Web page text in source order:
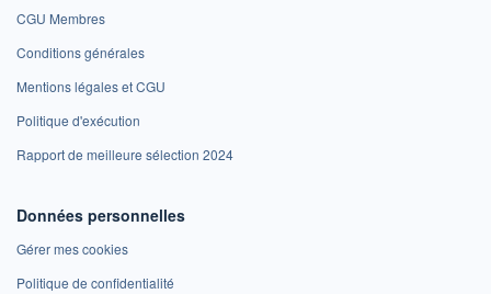
CGU Membres
Conditions générales
Mentions légales et CGU
Politique d'exécution
Rapport de meilleure sélection 2024
Données personnelles
Gérer mes cookies
Politique de confidentialité